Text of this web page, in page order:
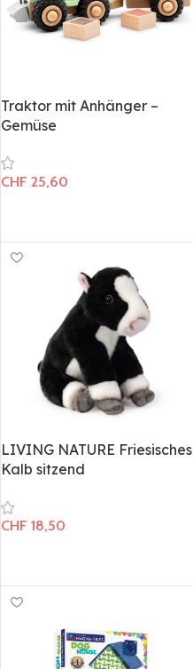
Traktor mit Anhänger –
Gemüse
CHF 25,60
LIVING NATURE Friesisches
Kalb sitzend
CHF 18,50